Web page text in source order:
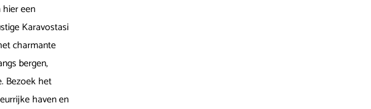
een
Karavostasi
charmante
bergen,
Bezoek het
haven en